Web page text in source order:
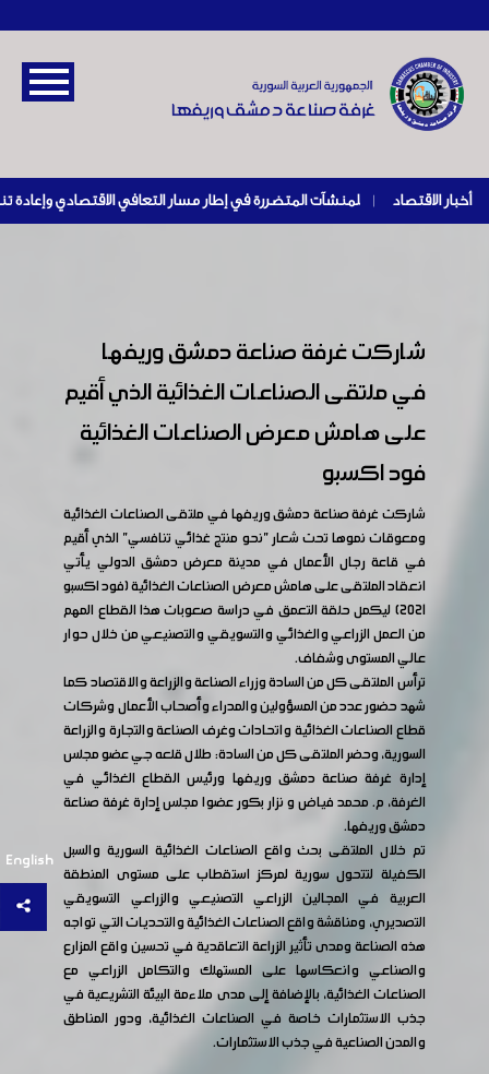
أخبار الاقتصاد |
English
شاركت غرفة صناعة دمشق وريفها
في ملتقى الـصناعات الغذائية الذي أقيم
على هامش معرض الصناعات الغذائية
فود اكسبو
شاركت غرفة صناعة دمشق وريفها في ملتقى الـصناعات الغذائية
ومعوقات نموها تحت شعار "نحو منتج غذائي تنافسي" الذي أقيم
في قاعة رجال الأعمال في مدينة معرض دمشق الدولي يأتي
انعقاد الملتقى على هامش معرض الصناعات الغذائية (فود اكسبو
2021) ليكمل حلقة التعمق في دراسة صعوبات هذا القطاع المهم
من العمل الزراعي والغذائي والتسويقي والتصنيعي من خلال حوار
عالي المستوى وشفاف.
ترأس الملتقى كل من السادة وزراء الصناعة والزراعة والاقتصاد كما
شهد حضور عدد من المسؤولين والمدراء وأصحاب الأعمال وشركات
قطاع الصناعات الغذائية واتحادات وغرف الصناعة والتجارة والزراعة
السورية، وحضر الملتقى كل من السادة: طلال قلعه جي عضو مجلس
إدارة غرفة صناعة دمشق وريفها ورئيس القطاع الغذائي في
الغرفة، م. محمد فياض و نزار بكور عضوا مجلس إدارة غرفة صناعة
دمشق وريفها.
تم خلال الملتقى بحث واقع الصناعات الغذائية السورية والسبل
الكفيلة لتتحول سورية لمركز استقطاب على مستوى المنطقة
العربية في المجالين الزراعي التصنيعي والزراعي التسويقي
التصديري، ومناقشة واقع الصناعات الغذائية والتحديات التي تواجه
هذه الصناعة ومدى تأثير الزراعة التعاقدية في تحسين واقع المزارع
والصناعي وانعكاسها على المستهلك والتكامل الزراعي مع
الصناعات الغذائية، بالإضافة إلى مدى ملاءمة البيئة التشريعية في
جذب الاستثمارات خاصة في الصناعات الغذائية، ودور المناطق
والمدن الصناعية في جذب الاستثمارات.